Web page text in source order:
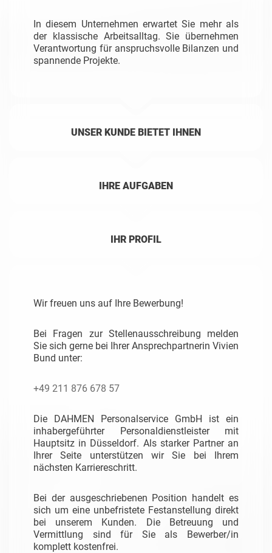
In diesem Unternehmen erwartet Sie mehr als
der klassische Arbeitsalltag.Sie übernehmen
Verantwortung für anspruchsvolle Bilanzen und
spannende Projekte.
UNSER KUNDE BIETET IHNEN
IHRE AUFGABEN
IHR PROFIL
Wir freuen uns auf Ihre Bewerbung!
Bei Fragen zur Stellenausschreibung melden
Sie sich gerne bei Ihrer Ansprechpartnerin Vivien
Bund unter:
+49 211 876 678 57
Die DAHMEN Personalservice GmbH ist ein
inhabergeführter Personaldienstleister mit
Hauptsitz in Düsseldorf. Als starker Partner an
Ihrer Seite unterstützen wir Sie bei Ihrem
nächsten Karriereschritt.
Bei der ausgeschriebenen Position handelt es
sich um eine unbefristete Festanstellung direkt
bei unserem Kunden. Die Betreuung und
Vermittlung sind für Sie als Bewerber/in
komplett kostenfrei.